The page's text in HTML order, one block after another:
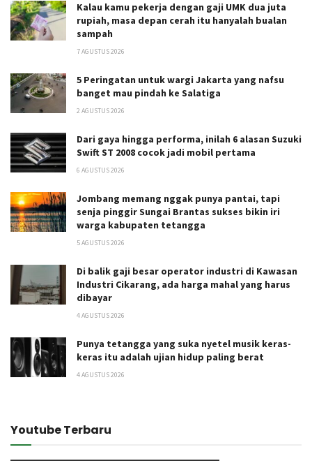
Kalau kamu pekerja dengan gaji UMK dua juta
rupiah, masa depan cerah itu hanyalah bualan
sampah
7 AGUSTUS 2026
5 Peringatan untuk wargi Jakarta yang nafsu
banget mau pindah ke Salatiga
2 AGUSTUS 2026
Dari gaya hingga performa, inilah 6 alasan Suzuki
Swift ST 2008 cocok jadi mobil pertama
6 AGUSTUS 2026
Jombang memang nggak punya pantai, tapi
senja pinggir Sungai Brantas sukses bikin iri
warga kabupaten tetangga
5 AGUSTUS 2026
Di balik gaji besar operator industri di Kawasan
Industri Cikarang, ada harga mahal yang harus
dibayar
4 AGUSTUS 2026
Punya tetangga yang suka nyetel musik keras-
keras itu adalah ujian hidup paling berat
4 AGUSTUS 2026
Youtube Terbaru